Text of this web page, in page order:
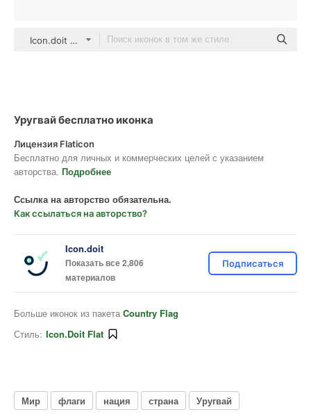
Icon.doit Flat
Уругвай бесплатно иконка
Лицензия Flaticon
Бесплатно для личных и коммерческих целей с указанием
авторства. Подробнее
Ссылка на авторство обязательна.
Как ссылаться на авторство?
Icon.doit
Показать все 2,806
материалов
Подписаться
Больше иконок из пакета Country Flag
Стиль: Icon.doit Flat
Мир флаги нация страна Уругвай